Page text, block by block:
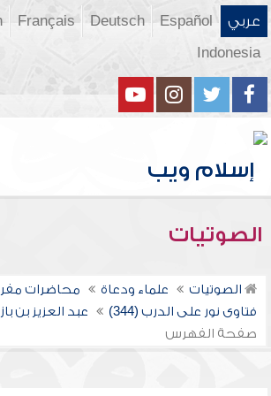
عربي Español
Deutsch
Français
Indonesia
الصوتيات
الصوتيات علماء ودعاة
محاضرات
فتاوى نور على الدرب (344)
عبد العزيز بن باز
صفحة الفهرس